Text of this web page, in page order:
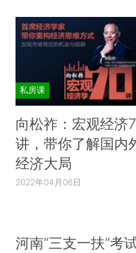
私房课
向松祚：宏观经济
讲，带你了解国内
经济大局
2022年04月06日
河南“三支一扶”考